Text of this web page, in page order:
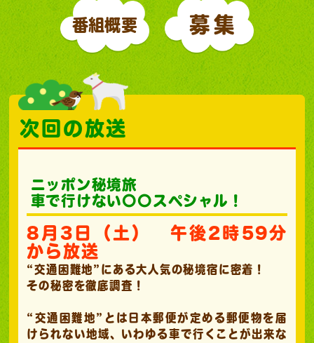
番組概要 募集
次回の放送
ニッポン秘境旅
車で行けない〇〇スペシャル！
8月3日（土） 午後2時59分
から放送
“交通困難地”にある大人気の秘境宿に密着！
その秘密を徹底調査！
“交通困難地”とは日本郵便が定める郵便物を届
けられない地域、いわゆる車で行くことが出来な